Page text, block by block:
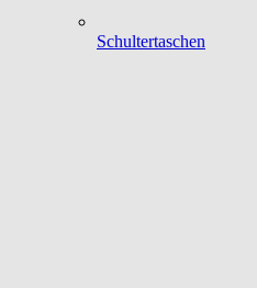
Schultertaschen